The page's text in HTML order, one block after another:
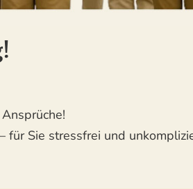
für Sie stressfrei und